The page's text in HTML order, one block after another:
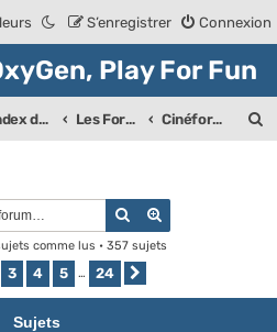
Connexion
S’enregistrer
Play For Fun
Index des forums Les Forums de la communauté Cinéforum
Rechercher
comme lus • 357 sujets
24
3 4 5 … 24
Sujets